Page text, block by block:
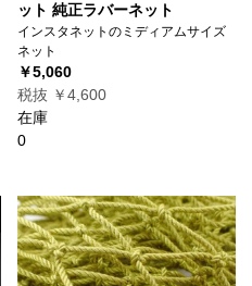
ット 純正ラバーネット
インスタネットのミディアムサイズ
ネット
￥5,060
税抜 ￥4,600
在庫
0